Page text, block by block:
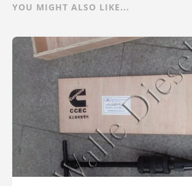
YOU MIGHT ALSO LIKE...